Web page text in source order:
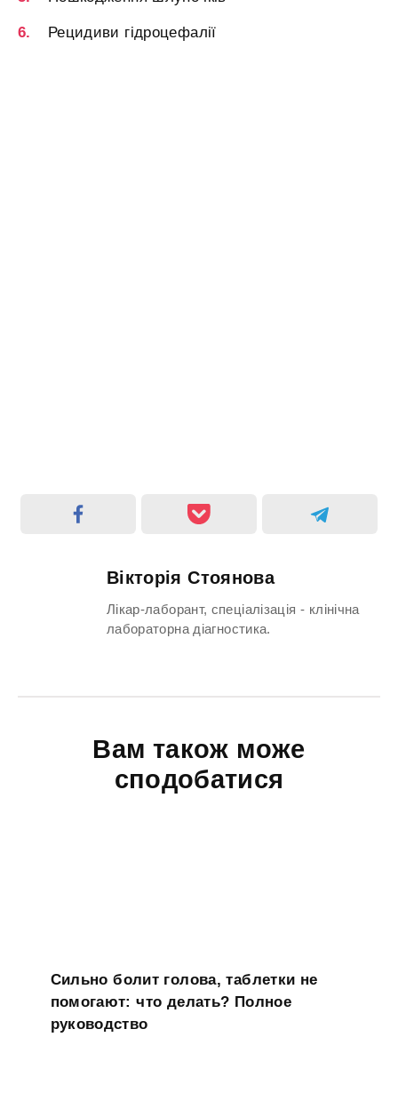
Рецидиви гідроцефалії
Вікторія Стоянова
Лікар-лаборант, спеціалізація - клінічна
лабораторна діагностика.
Вам також може
сподобатися
Сильно болит голова, таблетки не
помогают: что делать? Полное
руководство